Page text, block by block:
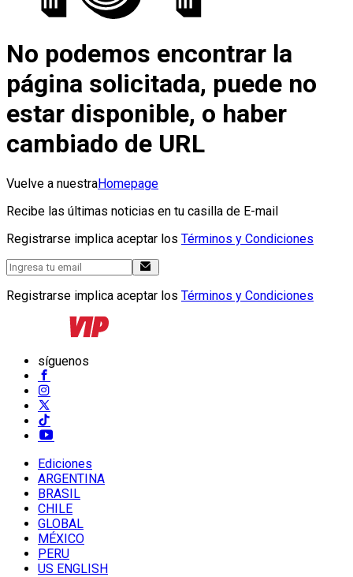
No podemos encontrar la
página solicitada, puede no
estar disponible, o haber
cambiado de URL
Vuelve a nuestraHomepage
Recibe las últimas noticias en tu casilla de E-mail
Registrarse implica aceptar los Términos y Condiciones
Registrarse implica aceptar los Términos y Condiciones
síguenos
Ediciones
ARGENTINA
BRASIL
CHILE
GLOBAL
MÉXICO
PERU
US ENGLISH